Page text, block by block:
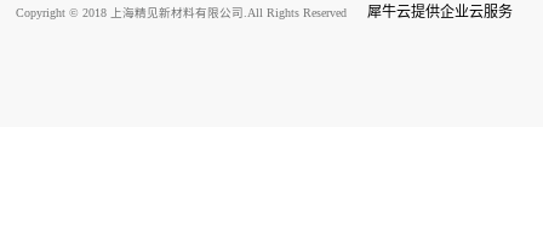
Copyright © 2018 上海精见新材料有限公司.All Rights Reserved 犀牛云提供企业云服务